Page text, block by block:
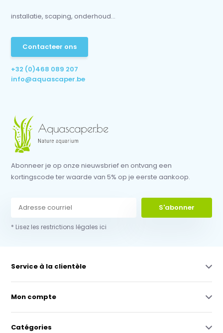
installatie, scaping, onderhoud...
Contacteer ons
+32 (0)468 089 207
info@aquascaper.be
Abonneer je op onze nieuwsbrief en ontvang een
kortingscode ter waarde van 5% op je eerste aankoop.
S'abonner
* Lisez les restrictions légales ici
Service à la clientèle
Mon compte
Catégories